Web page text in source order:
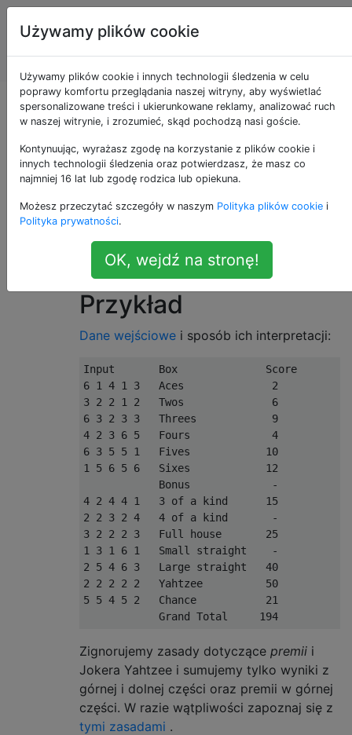
Programowanie
puzzli i Code
Golf
Strzel grę w Yahtzee
12 Za każdy z 13 wierszyarkusza wyników
oddzieloną spacjami listę 5 liczb (kości).
Twoim zadaniem jest obliczyć wynik dla
każdej linii i
wygenerować sumę całkowitą
Przykład
Dane wejściowe i sposób ich interpretacji:
Input       Box              Score
6 1 4 1 3   Aces              2
3 2 2 1 2   Twos              6
6 3 2 3 3   Threes            9
4 2 3 6 5   Fours             4
6 3 5 5 1   Fives            10
1 5 6 5 6   Sixes            12
            Bonus             -
4 2 4 4 1   3 of a kind      15
2 2 3 2 4   4 of a kind       -
3 2 2 2 3   Full house       25
1 3 1 6 1   Small straight    -
2 5 4 6 3   Large straight   40
2 2 2 2 2   Yahtzee          50
5 5 4 5 2   Chance           21
Zignorujemy zasady dotyczące premii i
Jokera Yahtzee i sumujemy tylko wyniki z
górnej i dolnej części oraz premii w górnej
części. W razie wątpliwości zapoznaj się z
tymi zasadami .
Używamy plików cookie
Używamy plików cookie i innych technologii śledzenia w celu
poprawy komfortu przeglądania naszej witryny, aby wyświetlać
spersonalizowane treści i ukierunkowane reklamy, analizować ruch
w naszej witrynie, i zrozumieć, skąd pochodzą nasi goście.
Kontynuując, wyrażasz zgodę na korzystanie z plików cookie i
innych technologii śledzenia oraz potwierdzasz, że masz co
najmniej 16 lat lub zgodę rodzica lub opiekuna.
Możesz przeczytać szczegóły w naszym Polityka plików cookie i
Polityka prywatności.
OK, wejdź na stronę!